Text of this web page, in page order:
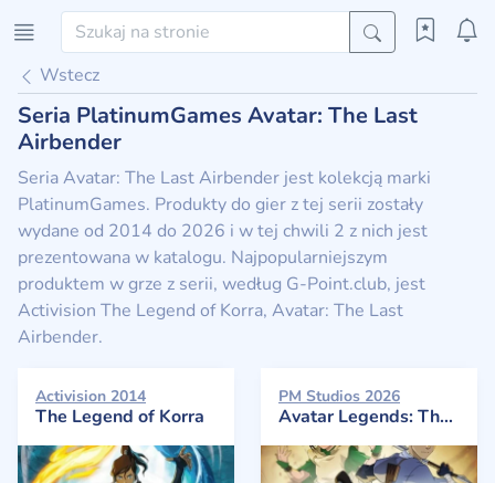
Wstecz
Seria PlatinumGames Avatar: The Last
Airbender
Seria Avatar: The Last Airbender jest kolekcją marki
PlatinumGames. Produkty do gier z tej serii zostały
wydane od 2014 do 2026 i w tej chwili 2 z nich jest
prezentowana w katalogu. Najpopularniejszym
produktem w grze z serii, według G-Point.club, jest
Activision The Legend of Korra, Avatar: The Last
Airbender.
Activision 2014
The Legend of Korra
PM Studios 2026
Avatar Legends: The Fighting Game